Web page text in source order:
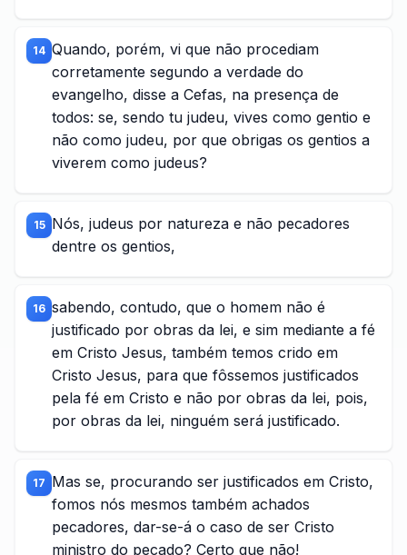
14 Quando, porém, vi que não procediam
corretamente segundo a verdade do
evangelho, disse a Cefas, na presença de
todos: se, sendo tu judeu, vives como gentio e
não como judeu, por que obrigas os gentios a
viverem como judeus?
15 Nós, judeus por natureza e não pecadores
dentre os gentios,
16 sabendo, contudo, que o homem não é
justificado por obras da lei, e sim mediante a fé
em Cristo Jesus, também temos crido em
Cristo Jesus, para que fôssemos justificados
pela fé em Cristo e não por obras da lei, pois,
por obras da lei, ninguém será justificado.
17 Mas se, procurando ser justificados em Cristo,
fomos nós mesmos também achados
pecadores, dar-se-á o caso de ser Cristo
ministro do pecado? Certo que não!